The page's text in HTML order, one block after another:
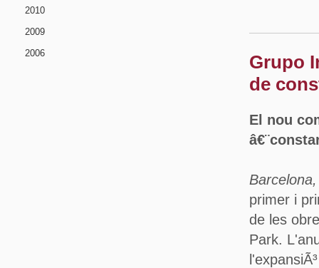
2010
2009
2006
Grupo
de
El nou
primer i
de les
Park.